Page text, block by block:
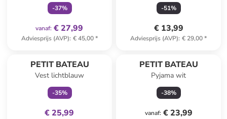
-37%
vanaf: € 27,99
Adviesprijs (AVP): € 45,00*
-51%
€ 13,99
Adviesprijs (AVP): € 29,00*
PETIT BATEAU
Vest lichtblauw
-35%
€ 25,99
PETIT BATEAU
Pyjama wit
-38%
vanaf: € 23,99